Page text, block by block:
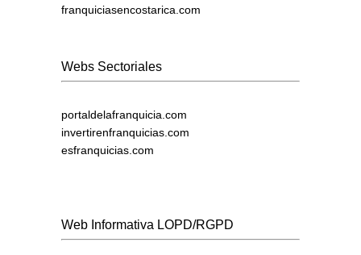
franquiciasencostarica.com
Webs Sectoriales
portaldelafranquicia.com
invertirenfranquicias.com
esfranquicias.com
Web Informativa LOPD/RGPD